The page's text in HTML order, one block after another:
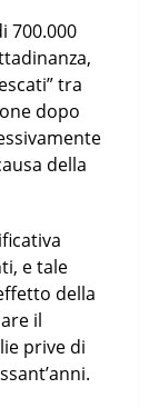
700.000
tra
dopo
della
e tale
della
il
prive di